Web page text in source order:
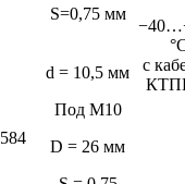
c
S=0,75 мм
584
d = 10,5 мм
Под М10
D = 26 мм